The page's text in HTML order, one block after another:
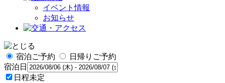
イベント情報
お知らせ
宿泊ご予約
日帰りご予約
宿泊日
日程未定